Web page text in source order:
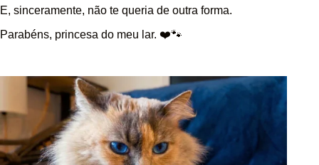
E, sinceramente, não te queria de outra forma.
Parabéns, princesa do meu lar. ❤️🐾